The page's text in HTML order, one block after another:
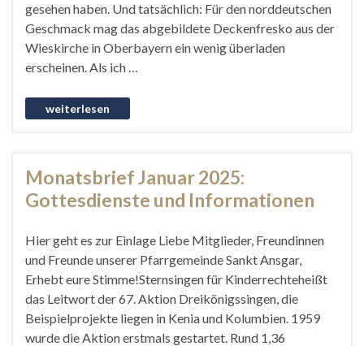
gesehen haben. Und tatsächlich: Für den norddeutschen
Geschmack mag das abgebildete Deckenfresko aus der
Wieskirche in Oberbayern ein wenig überladen
erscheinen. Als ich …
Monatsbrief Januar 2025:
Gottesdienste und Informationen
Hier geht es zur Einlage Liebe Mitglieder, Freundinnen
und Freunde unserer Pfarrgemeinde Sankt Ansgar,
Erhebt eure Stimme!Sternsingen für Kinderrechteheißt
das Leitwort der 67. Aktion Dreikönigssingen, die
Beispielprojekte liegen in Kenia und Kolumbien. 1959
wurde die Aktion erstmals gestartet. Rund 1,36